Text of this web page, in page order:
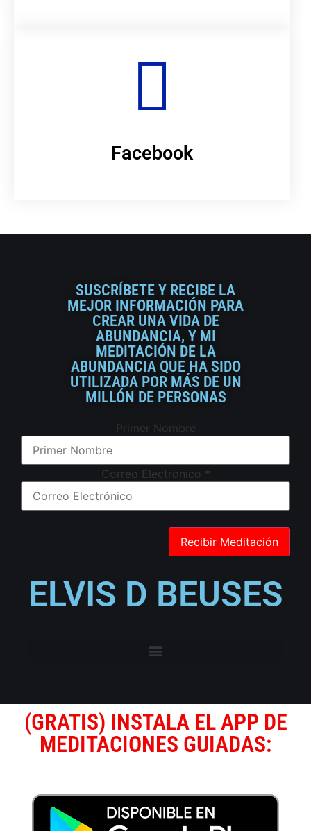
Facebook
SUSCRÍBETE Y RECIBE LA
MEJOR INFORMACIÓN PARA
CREAR UNA VIDA DE
ABUNDANCIA, Y MI
MEDITACIÓN DE LA
ABUNDANCIA QUE HA SIDO
UTILIZADA POR MÁS DE UN
MILLÓN DE PERSONAS
Primer Nombre
Correo Electrónico *
ELVIS D BEUSES
(GRATIS) INSTALA EL APP DE
MEDITACIONES GUIADAS: